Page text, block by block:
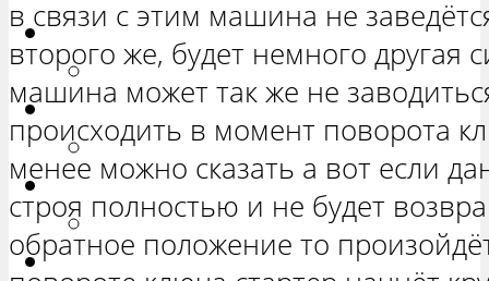
Гранта
РЕМОНТ ВАЗ 2190 «ГРАНТА»
Ока
РЕМОНТ ВАЗ 1111 «ОКА»
Ларгус
РЕМОНТ ЛАДА ЛАРГУС
в связи с этим машина не
второго же, будет немного другая
машина может так же не
происходить в момент поворота
менее можно сказать а вот если
строя полностью и не будет
обратное положение то